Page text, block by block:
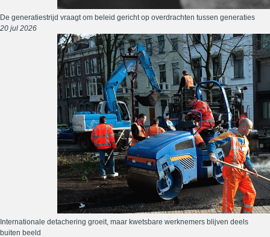
De generatiestrijd vraagt om beleid gericht op overdrachten tussen generaties
20 jul 2026
Internationale detachering groeit, maar kwetsbare werknemers blijven deels
buiten beeld